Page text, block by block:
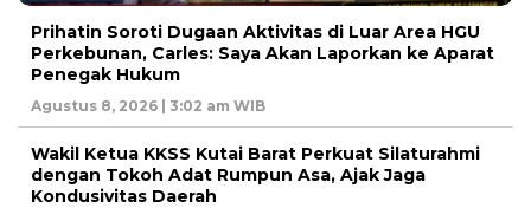
Prihatin Soroti Dugaan Aktivitas di Luar Area HGU
Perkebunan, Carles: Saya Akan Laporkan ke Aparat
Penegak Hukum
Agustus 8, 2026 | 3:02 am WIB
Wakil Ketua KKSS Kutai Barat Perkuat Silaturahmi
dengan Tokoh Adat Rumpun Asa, Ajak Jaga
Kondusivitas Daerah